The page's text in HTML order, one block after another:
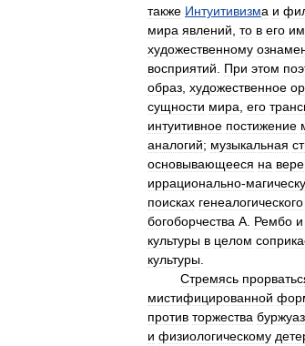
также Интуитивизма и
мира явлений то в его
художественному
восприятий
При этом
образ художественное
сущности мира его
интуитивное постижение
аналогий; музыкальная
основывающееся на вере
иррационально-
поисках генеалогического
богоборчества А Рембо и
культуры в целом
культуры
Стремясь
мистифицированной
против торжества
и физиологическому